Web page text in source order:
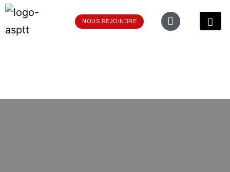
NOUS REJOINDRE